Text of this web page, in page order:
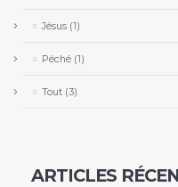
Jésus(1)
Péché(1)
Tout(3)
ARTICLES